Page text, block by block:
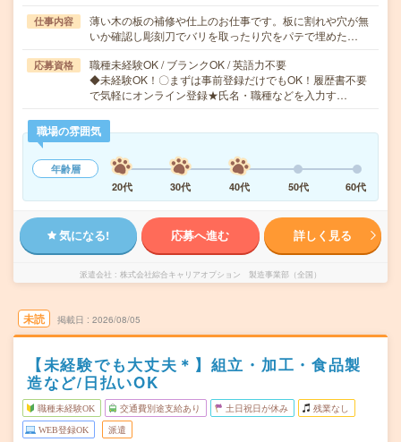
仕事内容
薄い木の板の補修や仕上のお仕事です。板に割れや穴が無
いか確認し彫刻刀でバリを取ったり穴をパテで埋めた…
応募資格
職種未経験OK / ブランクOK / 英語力不要
◆未経験OK！〇まずは事前登録だけでもOK！履歴書不要
で気軽にオンライン登録★氏名・職種などを入力す…
職場の雰囲気
年齢層
20代
30代 40代 50代 60代
気になる! 応募へ進む 詳しく見る
派遣会社 株式会社綜合キャリアオプション 製造事業部（全国）
未読 掲載日 2026/08/05
【未経験でも大丈夫＊】組立・加工・食品製
造など/日払いOK
職種未経験OK 交通費別途支給あり 土日祝日が休み 残業なし
WEB登録OK 派遣